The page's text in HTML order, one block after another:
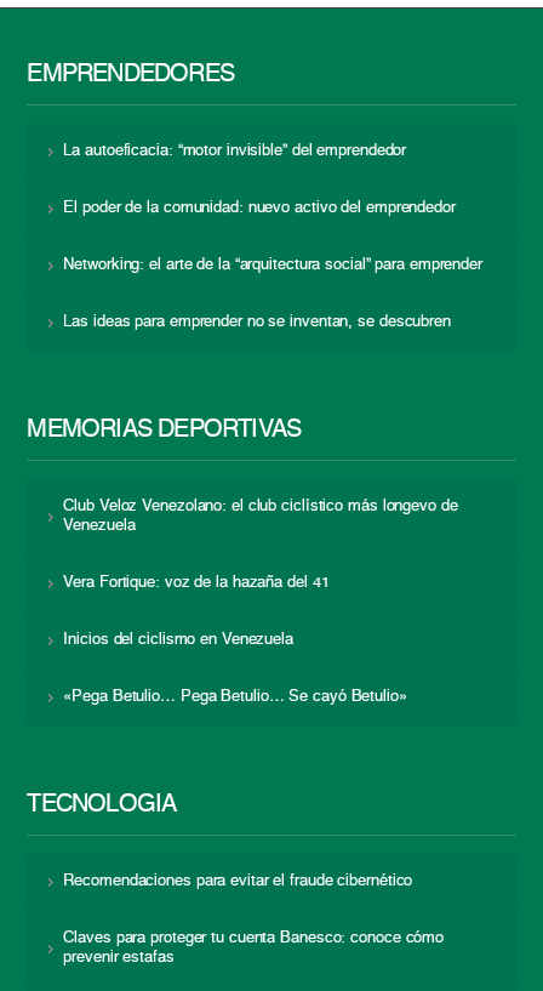
EMPRENDEDORES
La autoeficacia: “motor invisible” del emprendedor
El poder de la comunidad: nuevo activo del emprendedor
Networking: el arte de la “arquitectura social” para emprender
Las ideas para emprender no se inventan, se descubren
MEMORIAS DEPORTIVAS
Club Veloz Venezolano: el club ciclístico más longevo de
Venezuela
Vera Fortique: voz de la hazaña del 41
Inicios del ciclismo en Venezuela
«Pega Betulio… Pega Betulio… Se cayó Betulio»
TECNOLOGÍA
Recomendaciones para evitar el fraude cibernético
Claves para proteger tu cuenta Banesco: conoce cómo
prevenir estafas